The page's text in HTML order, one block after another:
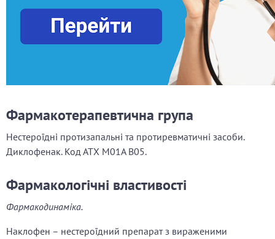
Фармакотерапевтична група
Нестероїдні протизапальні та протиревматичні засоби.
Диклофенак. Код АТХ М01А В05.
Фармакологічні властивості
Фармакодинаміка.
Наклофен – нестероїдний препарат з вираженими